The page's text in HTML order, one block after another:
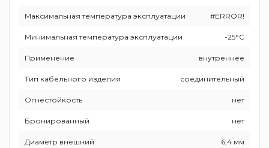
Максимальная температура эксплуатации #ERROR!
Минимальная температура эксплуатации -25°C
Применение внутреннее
Тип кабельного изделия соединительный
Огнестойкость нет
Бронированный нет
Диаметр внешний 6,4 мм